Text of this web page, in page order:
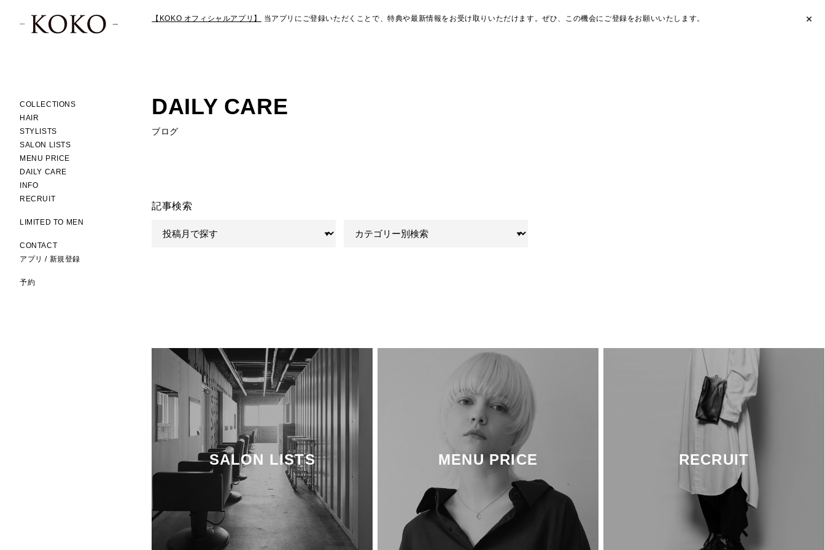
COLLECTIONS
HAIR
STYLISTS
SALON LISTS
MENU PRICE
DAILY CARE
INFO
RECRUIT
LIMITED TO MEN
CONTACT
アプリ / 新規登録
予約
【KOKO オフィシャルアプリ】 当アプリにご登録いただくことで、特典や最新情報をお受け取りいただけます。ぜひ、この機会にご登録をお願いいたします。
DAILY CARE
ブログ
記事検索
SALON LISTS MENU PRICE RECRUIT